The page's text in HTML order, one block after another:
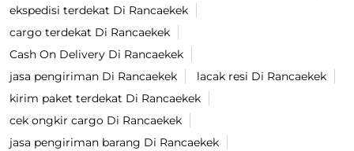
ekspedisi terdekat Di Rancaekek
cargo terdekat Di Rancaekek
Cash On Delivery Di Rancaekek
jasa pengiriman Di Rancaekek
lacak resi Di Rancaekek
kirim paket terdekat Di Rancaekek
cek ongkir cargo Di Rancaekek
jasa pengiriman barang Di Rancaekek